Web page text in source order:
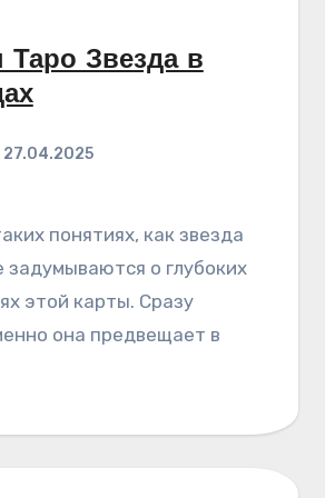
Таро Звезда в
27.04.2025
задумываются о глубоких
этой карты. Сразу
она предвещает в